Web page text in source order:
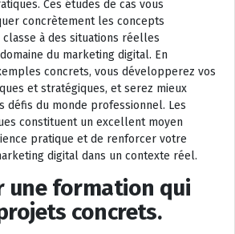
Ces études de cas vous
concrètement les concepts
à des situations réelles
du marketing digital. En
concrets, vous développerez vos
et stratégiques, et serez mieux
défis du monde professionnel. Les
constituent un excellent moyen
pratique et de renforcer votre
digital dans un contexte réel.
une formation qui
concrets.